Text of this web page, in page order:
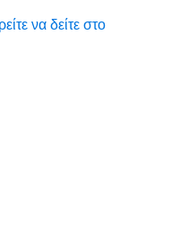
να δείτε στο